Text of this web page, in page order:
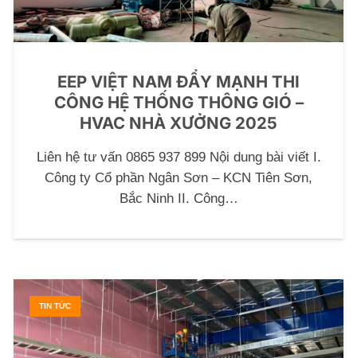
EEP VIỆT NAM ĐẨY MẠNH THI
CÔNG HỆ THỐNG THÔNG GIÓ –
HVAC NHÀ XƯỞNG 2025
Liên hệ tư vấn 0865 937 899 Nội dung bài viết I.
Công ty Cổ phần Ngân Sơn – KCN Tiên Sơn,
Bắc Ninh II. Công…
TIN TỨC